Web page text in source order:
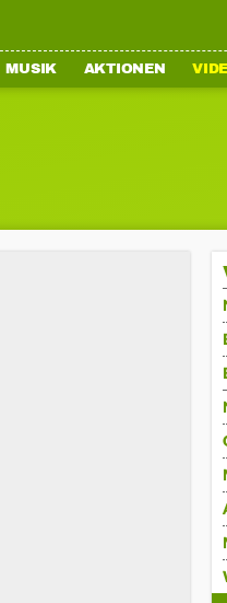
MUSIK AKTIONEN